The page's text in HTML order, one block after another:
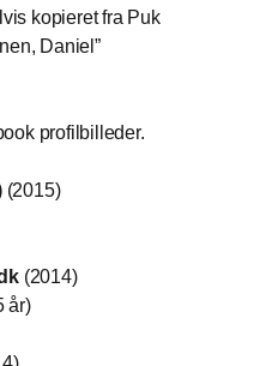
kopieret fra Puk
Daniel”
profilbilleder.
(2015)
(2014)
år)